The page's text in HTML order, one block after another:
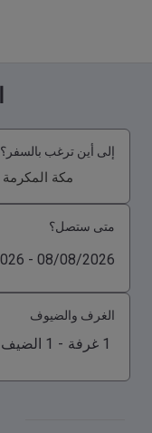
إلى أين ترغب بالسفر؟
مكة المكرمة
متى ستصل؟
الغرف والضيوف
1 غرفة - 1 الضيف